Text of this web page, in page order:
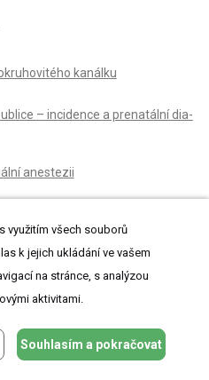
kanálku
– incidence a prenatální dia­
anestezii
využitím všech souborů
k jejich ukládání ve vašem
na stránce, s analýzou
aktivitami.
Souhlasím a pokračovat